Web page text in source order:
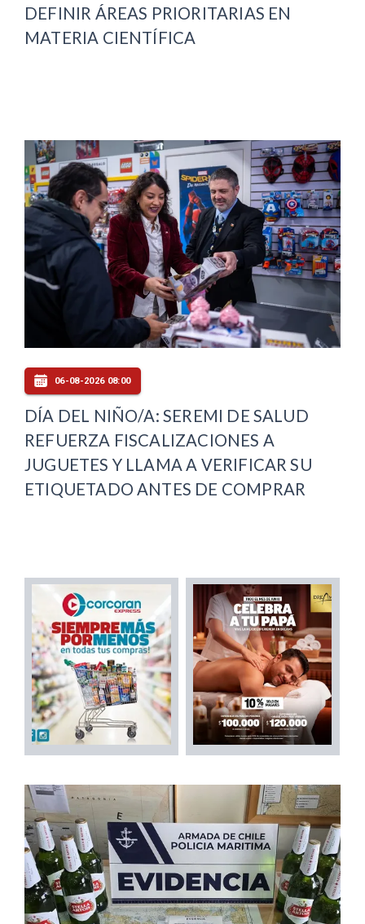
DEFINIR ÁREAS PRIORITARIAS EN
MATERIA CIENTÍFICA
06-08-2026 08:00
DÍA DEL NIÑO/A: SEREMI DE SALUD
REFUERZA FISCALIZACIONES A
JUGUETES Y LLAMA A VERIFICAR SU
ETIQUETADO ANTES DE COMPRAR